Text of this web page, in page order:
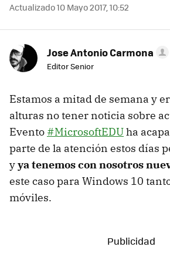
Actualizado 10 Mayo 2017, 10:52
Jose Antonio Carmona
Editor Senior
Estamos a mitad de semana y
alturas no tener noticia sobre
Evento #MicrosoftEDUha
parte de la atención estos días
yya tenemos con nosotros
este caso para Windows 10
móviles.